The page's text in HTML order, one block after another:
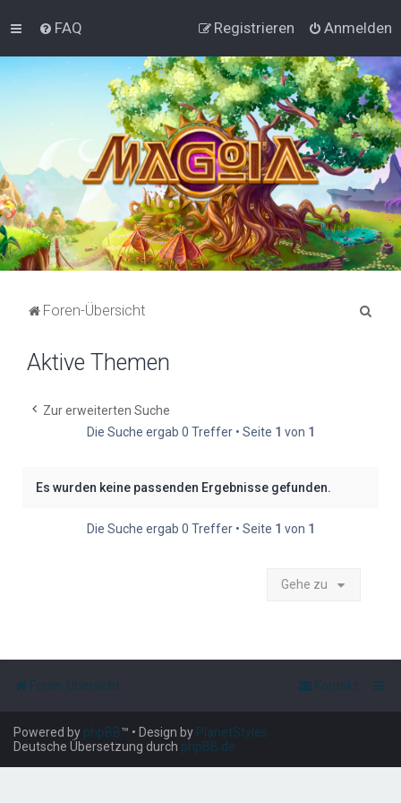
FAQ Anmelden
Registrieren
Foren-Übersicht
Aktive Themen
Zur erweiterten Suche
Die Suche ergab 0 Treffer • Seite 1 von 1
Es wurden keine passenden Ergebnisse gefunden.
Die Suche ergab 0 Treffer • Seite 1 von 1
Gehe zu
Foren-Übersicht Kontakt
Powered by phpBB™ • Design by PlanetStyles
Deutsche Übersetzung durch phpBB.de